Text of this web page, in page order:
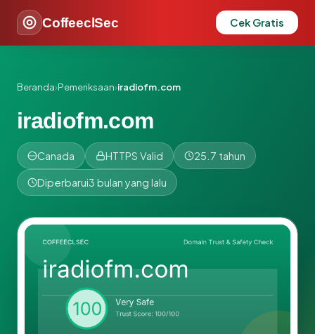
CoffeeclSec Cek Gratis
Beranda›Pemeriksaan›iradiofm.com
iradiofm.com
Canada HTTPS Valid 25.7 tahun
Diperbarui3 bulan yang lalu